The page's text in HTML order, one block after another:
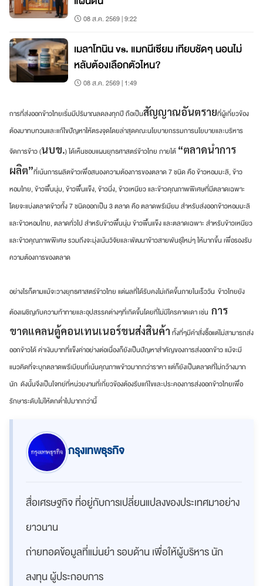
08 ส.ค. 2569 | 9:22
เมลาโทนิน vs. แมกนีเซียม เทียบชัดๆ นอนไม่
หลับต้องเลือกตัวไหน?
08 ส.ค. 2569 | 1:49
การที่ส่งออกข้าวไทยเริ่มมีปริมาณลดลงทุกปี ถือเป็นสัญญาณอันตรายที่ผู้เกี่ยวข้อง
ต้องมาทบทวนและแก้ไขปัญหาให้ตรงจุดโดยล่าสุดคณะนโยบายกรรมการนโยบายและบริหาร
จัดการข้าว (นบข.) ได้เห็นชอบแผนยุทธศาสตร์ข้าวไทย ภายใต้ “ตลาดนำการ
ผลิต”ที่เน้นการผลิตข้าวเพื่อสนองความต้องการของตลาด 7 ชนิด คือ ข้าวหอมมะลิ, ข้าว
หอมไทย, ข้าวพื้นนุ่ม, ข้าวพื้นแข็ง, ข้าวนึ่ง, ข้าวเหนียว และข้าวคุณภาพพิเศษที่มีตลาดเฉพาะ
โดยจะแบ่งตลาดข้าวทั้ง 7 ชนิดออกเป็น 3 ตลาด คือ ตลาดพรีเมียม สำหรับส่งออกข้าวหอมมะลิ
และข้าวหอมไทย, ตลาดทั่วไป สำหรับข้าวพื้นนุ่ม ข้าวพื้นแข็ง และตลาดเฉพาะ สำหรับข้าวเหนียว
และข้าวคุณภาพพิเศษ รวมถึงจะมุ่งเน้นวิจัยและพัฒนาข้าวสายพันธุ์ใหม่ๆ ให้มากขึ้น เพื่อรองรับ
ความต้องการของตลาด
อย่างไรก็ตามแม้จะวางยุทธศาสตร์ข้าวไทย แต่ผลที่ได้รับคงไม่เกิดขึ้นภายในเร็ววัน ข้าวไทยยัง
ต้องเผชิญกับความท้าทายและอุปสรรคต่างๆที่เกิดขึ้นโดยที่ไม่มีใครคาดเดา เช่น การ
ขาดแคลนตู้คอนเทนเนอร์ขนส่งสินค้า ทั้งที่ๆมีคำสั่งซื้อแต่ไม่สามารถส่ง
ออกข้าวได้ ค่าเงินบาทที่แข็งค่าอย่างต่อเนื่องก็ยังเป็นปัญหาสำคัญของการส่งออกข้าว แม้จะมี
แนวคิดที่จะบุกตลาดพรีเมียมที่เน้นคุณภาพข้าวมากกว่าราคา แต่ก็ยังเป็นตลาดที่ไม่กว้างมาก
นัก ดังนั้นจึงเป็นโจทย์ที่หน่วยงานที่เกี่ยวข้องต้องรีบแก้ไขและประคองการส่งออกข้าวไทยเพื่อ
รักษาระดับไม่ให้ตกต่ำไปมากกว่านี้
กรุงเทพธุรกิจ
สื่อเศรษฐกิจ ที่อยู่กับการเปลี่ยนแปลงของประเทศมาอย่าง
ยาวนาน
ถ่ายทอดข้อมูลที่แม่นยำ รอบด้าน เพื่อให้ผู้บริหาร นัก
ลงทุน ผู้ประกอบการ